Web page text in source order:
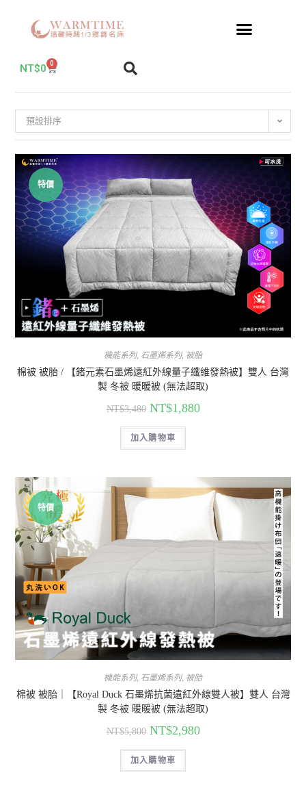
NT$0 0
預設排序
特價
機能系列, 石墨烯系列, 被胎
棉被 被胎 / 【鍺元素石墨烯遠紅外線量子纖維發熱被】雙人 台灣
製 冬被 暖暖被 (無法超取)
NT$3,480 NT$1,880
加入購物車
特價
機能系列, 石墨烯系列, 被胎
棉被 被胎｜【Royal Duck 石墨烯抗菌遠紅外線雙人被】雙人 台灣
製 冬被 暖暖被 (無法超取)
NT$5,800 NT$2,980
加入購物車